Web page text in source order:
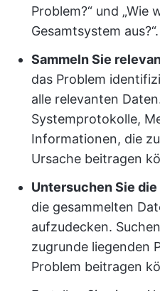
Problem?“ und „Wie
Gesamtsystem aus?“.
Sammeln Sie
das Problem
alle relevanten
Systemprotokolle,
Informationen, die
Ursache beitragen
Untersuchen Sie die
die gesammelten
aufzudecken.
zugrunde liegenden
Problem beitragen